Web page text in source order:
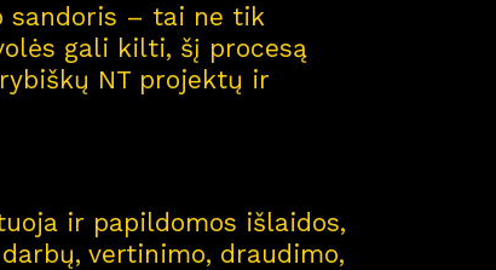
sandoris – tai ne tik
gali kilti, šį procesą
NT projektų ir
ir papildomos išlaidos,
vertinimo, draudimo,